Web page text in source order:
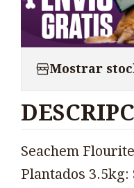
Mostrar
Seachem
Plantados